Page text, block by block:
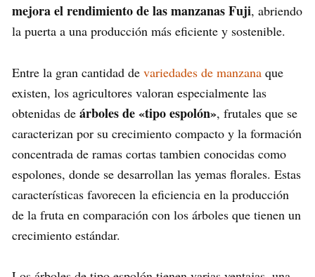
mejora el rendimiento de las manzanas Fuji, abriendo
la puerta a una producción más eficiente y sostenible.
Entre la gran cantidad de variedades de manzana que
existen, los agricultores valoran especialmente las
obtenidas de árboles de «tipo espolón», frutales que se
caracterizan por su crecimiento compacto y la formación
concentrada de ramas cortas tambien conocidas como
espolones, donde se desarrollan las yemas florales. Estas
características favorecen la eficiencia en la producción
de la fruta en comparación con los árboles que tienen un
crecimiento estándar.